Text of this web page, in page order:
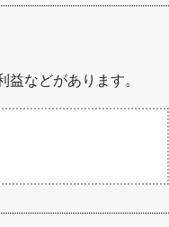
などがあります。